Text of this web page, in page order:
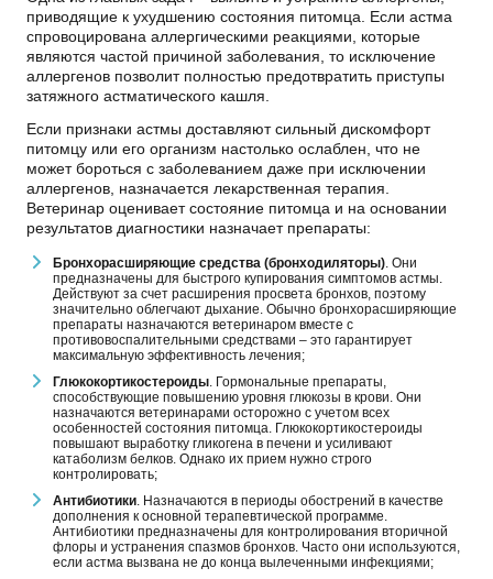
приводящие к ухудшению состояния питомца. Если астма
спровоцирована аллергическими реакциями, которые
являются частой причиной заболевания, то исключение
аллергенов позволит полностью предотвратить приступы
затяжного астматического кашля.
Если признаки астмы доставляют сильный дискомфорт
питомцу или его организм настолько ослаблен, что не
может бороться с заболеванием даже при исключении
аллергенов, назначается лекарственная терапия.
Ветеринар оценивает состояние питомца и на основании
результатов диагностики назначает препараты:
Бронхорасширяющие средства (бронходиляторы) . Они
предназначены для быстрого купирования симптомов астмы.
Действуют за счет расширения просвета бронхов, поэтому
значительно облегчают дыхание. Обычно бронхорасширяющие
препараты назначаются ветеринаром вместе с
противовоспалительными средствами – это гарантирует
максимальную эффективность лечения;
Глюкокортикостероиды . Гормональные препараты,
способствующие повышению уровня глюкозы в крови. Они
назначаются ветеринарами осторожно с учетом всех
особенностей состояния питомца. Глюкокортикостероиды
повышают выработку гликогена в печени и усиливают
катаболизм белков. Однако их прием нужно строго
контролировать;
Антибиотики . Назначаются в периоды обострений в качестве
дополнения к основной терапевтической программе.
Антибиотики предназначены для контролирования вторичной
флоры и устранения спазмов бронхов. Часто они используются,
если астма вызвана не до конца вылеченными инфекциями;